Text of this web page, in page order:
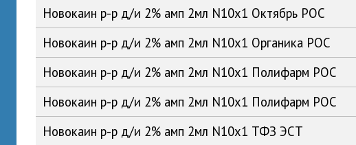
Новокаин р-р д/и 2% амп 2мл N10x1 Октябрь РОС
Новокаин р-р д/и 2% амп 2мл N10x1 Органика РОС
Новокаин р-р д/и 2% амп 2мл N10x1 Полифарм РОС
Новокаин р-р д/и 2% амп 2мл N10x1 Полифарм РОС
Новокаин р-р д/и 2% амп 2мл N10x1 ТФЗ ЭСТ